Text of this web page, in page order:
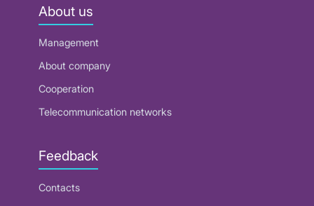
About us
Management
About company
Cooperation
Telecommunication networks
Feedback
Contacts